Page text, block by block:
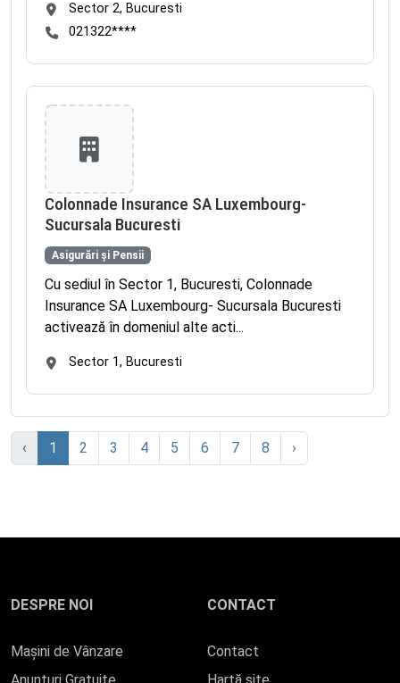
Sector 2, Bucuresti
021322****
Colonnade Insurance SA Luxembourg-
Sucursala Bucuresti
Asigurări și Pensii
Cu sediul în Sector 1, Bucuresti, Colonnade
Insurance SA Luxembourg- Sucursala Bucuresti
activează în domeniul alte acti...
Sector 1, Bucuresti
‹ 1 2 3 4 5 6 7 8 ›
DESPRE NOI
Mașini de Vânzare
CONTACT
Contact